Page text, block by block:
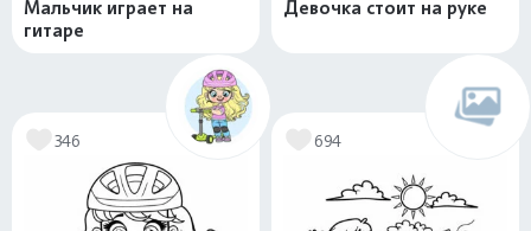
Мальчик играет на
гитаре
Девочка стоит на руке
346 694